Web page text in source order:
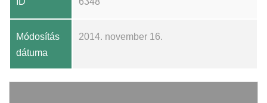
Módosítás
dátuma
2014. november 16.